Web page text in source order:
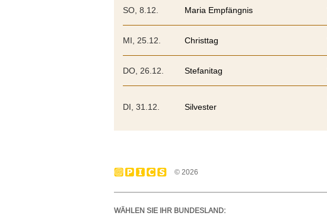
SO, 8.12. Maria Empfängnis
MI, 25.12. Christtag
DO, 26.12. Stefanitag
DI, 31.12. Silvester
© 2026
WÄHLEN SIE IHR BUNDESLAND: